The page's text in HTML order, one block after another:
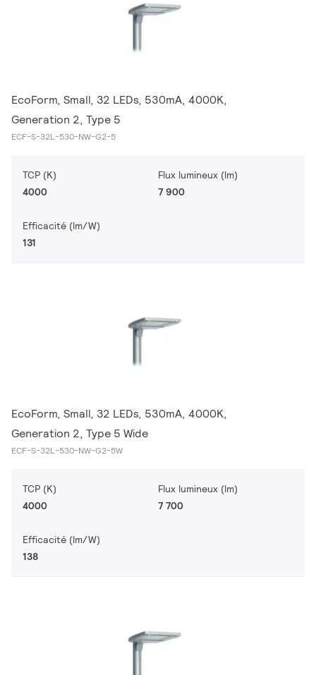
EcoForm, Small, 32 LEDs, 530mA, 4000K,
Generation 2, Type 5
ECF-S-32L-530-NW-G2-5
TCP (K)
4000
Flux lumineux (lm)
7 900
Efficacité (lm/W)
131
EcoForm, Small, 32 LEDs, 530mA, 4000K,
Generation 2, Type 5 Wide
ECF-S-32L-530-NW-G2-5W
TCP (K)
4000
Flux lumineux (lm)
7 700
Efficacité (lm/W)
138